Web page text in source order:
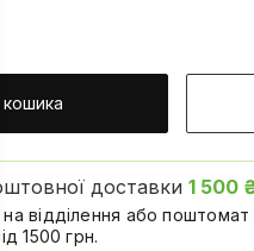
кошика
доставки 1 500
відділення або
1500 грн.